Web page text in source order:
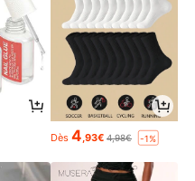
Dès 4 ,93€ 4,98€ -1%